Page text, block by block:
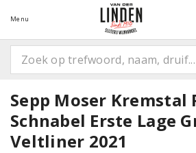
Menu
Sepp Moser Kremstal
Schnabel Erste Lage
Veltliner 2021